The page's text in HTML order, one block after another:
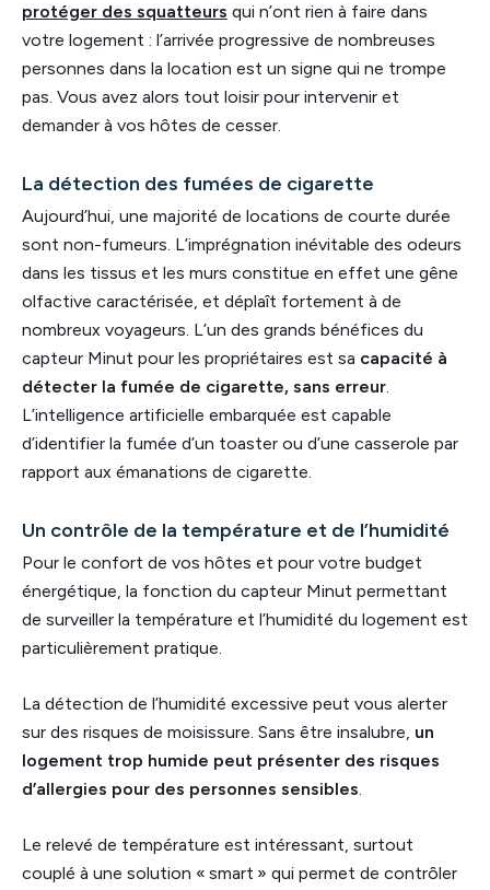
protéger des squatteurs qui n’ont rien à faire dans
votre logement : l’arrivée progressive de nombreuses
personnes dans la location est un signe qui ne trompe
pas. Vous avez alors tout loisir pour intervenir et
demander à vos hôtes de cesser.
La détection des fumées de cigarette
Aujourd’hui, une majorité de locations de courte durée
sont non-fumeurs. L’imprégnation inévitable des odeurs
dans les tissus et les murs constitue en effet une gêne
olfactive caractérisée, et déplaît fortement à de
nombreux voyageurs. L’un des grands bénéfices du
capteur Minut pour les propriétaires est sa capacité à
détecter la fumée de cigarette, sans erreur.
L’intelligence artificielle embarquée est capable
d’identifier la fumée d’un toaster ou d’une casserole par
rapport aux émanations de cigarette.
Un contrôle de la température et de l’humidité
Pour le confort de vos hôtes et pour votre budget
énergétique, la fonction du capteur Minut permettant
de surveiller la température et l’humidité du logement est
particulièrement pratique.
La détection de l’humidité excessive peut vous alerter
sur des risques de moisissure. Sans être insalubre, un
logement trop humide peut présenter des risques
d’allergies pour des personnes sensibles.
Le relevé de température est intéressant, surtout
couplé à une solution « smart » qui permet de contrôler